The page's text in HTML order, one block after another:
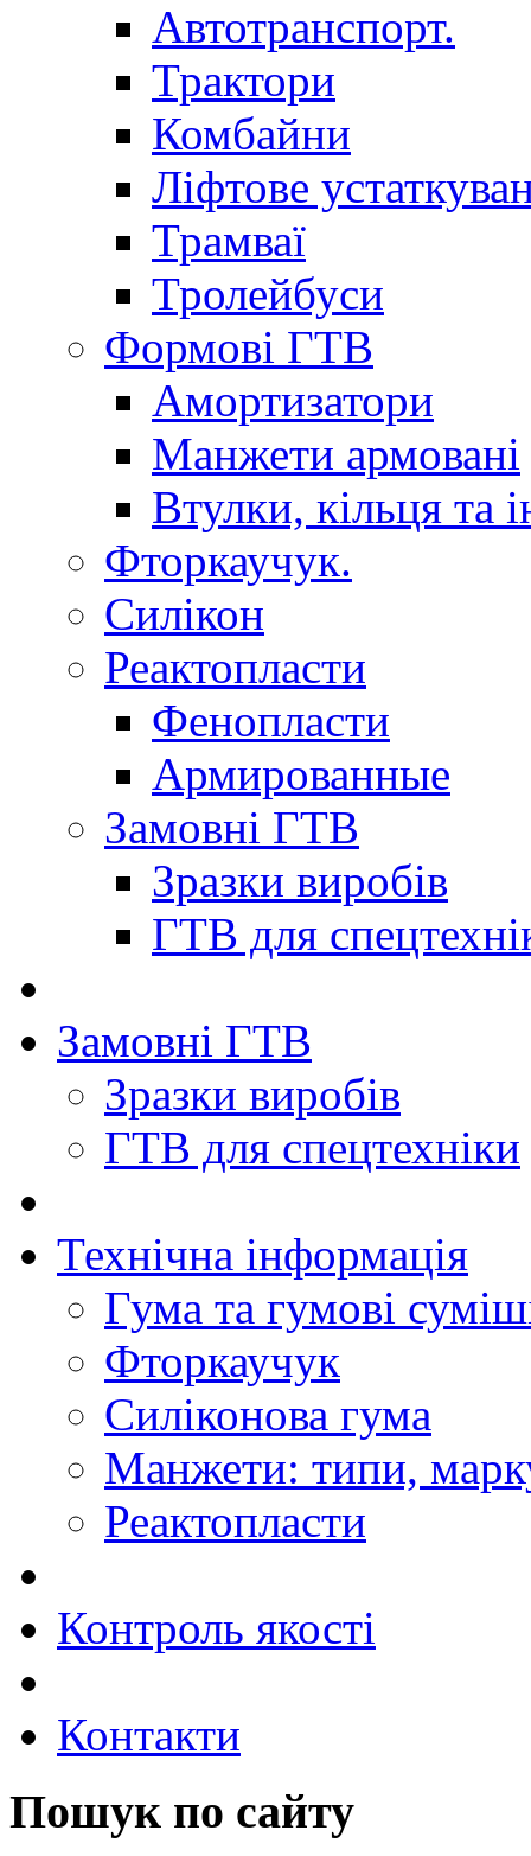
Автотранспорт.
Трактори
Комбайни
Ліфтове
Трамваї
Тролейбуси
Формові ГТВ
Амортизатори
Манжети армовані
Втулки, кільця та
Фторкаучук.
Силікон
Реактопласти
Фенопласти
Армированные
Замовні ГТВ
Зразки виробів
ГТВ для
Замовні ГТВ
Зразки виробів
ГТВ для спецтехніки
Технічна інформація
Гума та гумові
Фторкаучук
Силіконова гума
Манжети: типи,
Реактопласти
Контроль якості
Контакти
Пошук по сайту